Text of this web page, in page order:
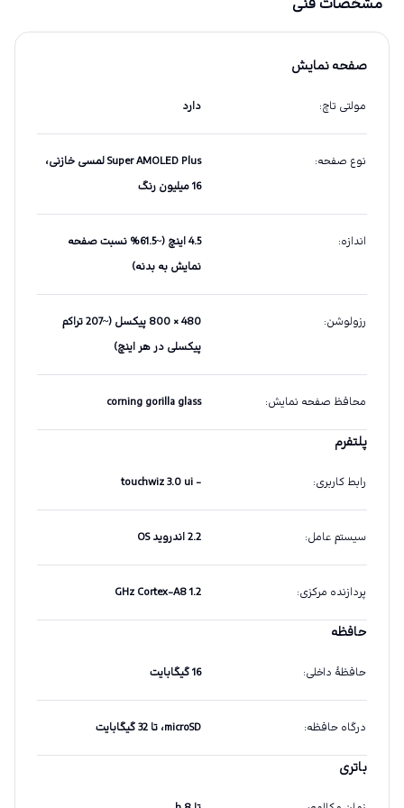
مشخصات فنی
صفحه نمایش
مولتی تاچ: دارد
نوع صفحه:
Super AMOLED Plus لمسی خازنی،
16 میلیون رنگ
اندازه:
4.5 اینچ (~61.5% نسبت صفحه
نمایش به بدنه)
رزولوشن:
480 × 800 پیکسل (~207 تراکم
پیکسلی در هر اینچ)
محافظ صفحه نمایش:
corning gorilla glass
پلتفرم
رابط کاربری:
- touchwiz 3.0 ui
سیستم عامل: 2.2 اندروید OS
پردازنده مرکزی:
1.2 GHz Cortex-A8
حافظه
حافظهٔ داخلی: 16 گیگابایت
درگاه حافظه: microSD، تا 32 گیگابایت
باتری